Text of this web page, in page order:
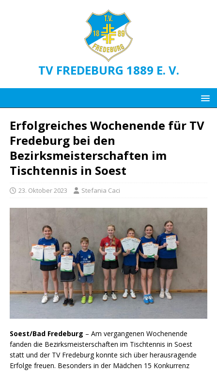
TV FREDEBURG 1889 E. V.
Erfolgreiches Wochenende für TV
Fredeburg bei den
Bezirksmeisterschaften im
Tischtennis in Soest
23. Oktober 2023 Stefania Caci
Soest/Bad Fredeburg – Am vergangenen Wochenende
fanden die Bezirksmeisterschaften im Tischtennis in Soest
statt und der TV Fredeburg konnte sich über herausragende
Erfolge freuen. Besonders in der Mädchen 15 Konkurrenz